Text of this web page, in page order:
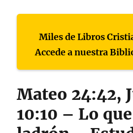
Miles de Libros
Accede a nuestra
Mateo 24:42,
10:10 – Lo